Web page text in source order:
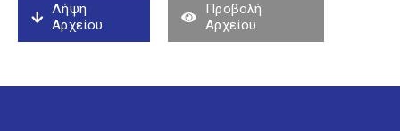
Λήψη
Αρχείου
Προβολή
Αρχείου